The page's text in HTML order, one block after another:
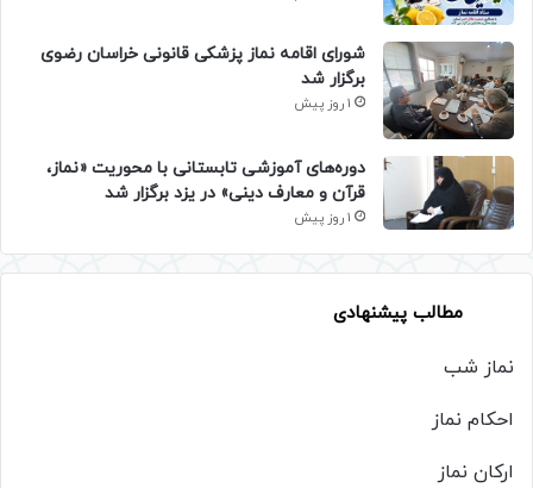
شورای اقامه نماز پزشکی قانونی خراسان رضوی
برگزار شد
1 روز پیش
دوره‌های آموزشی تابستانی با محوریت «نماز،
قرآن و معارف دینی» در یزد برگزار شد
1 روز پیش
مطالب پیشنهادی
نماز شب
احکام نماز
ارکان نماز